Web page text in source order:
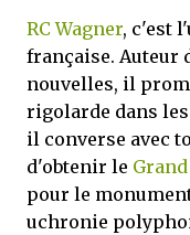
RC Wagner, c'est
française. Auteur
nouvelles, il
rigolarde dans
il converse avec
d'obtenir le
pour le
uchronie